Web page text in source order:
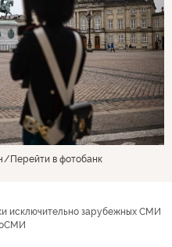
Перейти в фотобанк
исключительно зарубежных СМИ